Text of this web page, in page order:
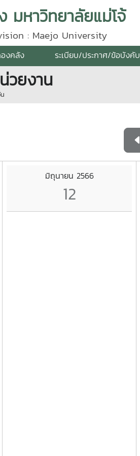
มหาวิทยาลัยแม่โจ้
: Maejo University
งคลัง ระเบียบ/ประกาศ/ข้อบังคับ
วยงาน
มิถุนายน 2566
12